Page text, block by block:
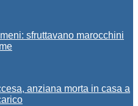
sfruttavano marocchini
anziana morta in casa a